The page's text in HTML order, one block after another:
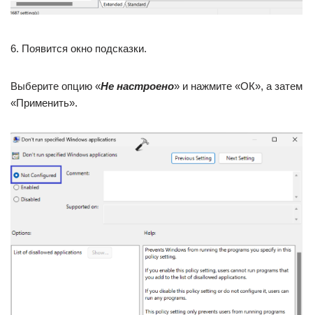
6. Появится окно подсказки.
Выберите опцию «Не настроено» и нажмите «ОК», а затем
«Применить».